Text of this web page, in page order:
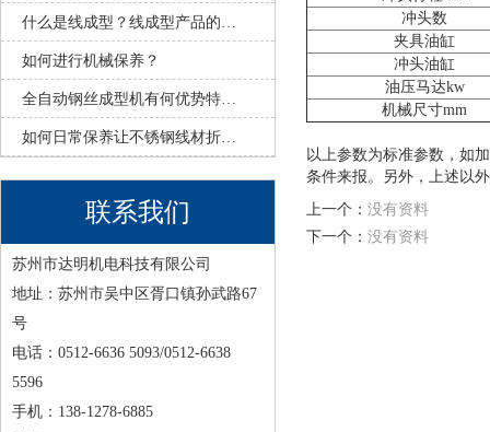
什么是线成型？线成型产品的…
如何进行机械保养？
全自动钢丝成型机有何优势特…
如何日常保养让不锈钢线材折…
联系我们
苏州市达明机电科技有限公司
地址：苏州市吴中区胥口镇孙武路67
号
电话：0512-6636 5093/0512-6638
5596
手机：138-1278-6885
冲头数
夹具油缸
冲头油缸
油压马达kw
机械尺寸mm
以上参数为标准参数，如
条件来报。另外，上述以
上一个： 没有资料
下一个： 没有资料